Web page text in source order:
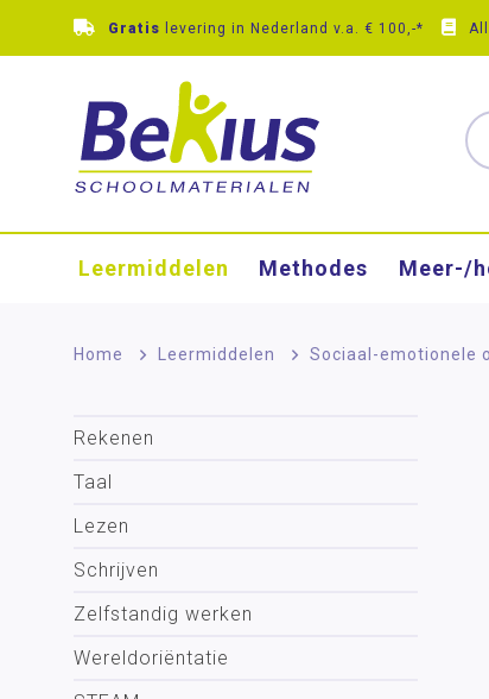
Gratis levering in Nederland v.a. € 100,-*
Leermiddelen Methodes Meer-/
Home > Leermiddelen > Sociaal-emotionele
Rekenen
Taal
Lezen
Schrijven
Zelfstandig werken
Wereldoriëntatie